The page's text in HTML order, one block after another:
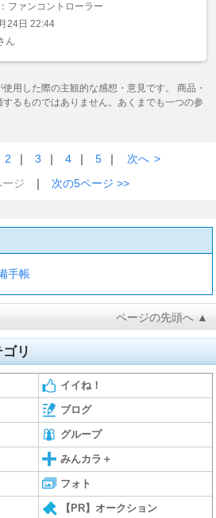
ファンコントローラー
24日 22:44
ん
用した際の主観的な感想・意見です。 商品・
るものではありません。あくまでも一つの参
2 ｜ 3 ｜ 4 ｜ 5 ｜ 次へ >
ジ
｜ 次の5ページ >>
手帳
ページの先頭へ ▲
リ
イイね！
ブログ
グループ
みんカラ＋
フォト
【PR】オークション